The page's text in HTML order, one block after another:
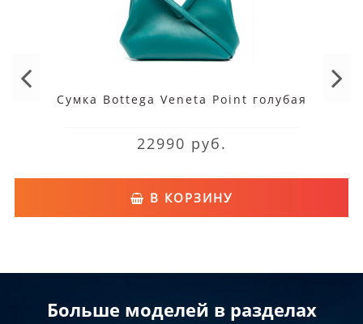
Сумка Bottega Veneta Point голубая
22990 руб.
В КОРЗИНУ
Больше моделей в разделах